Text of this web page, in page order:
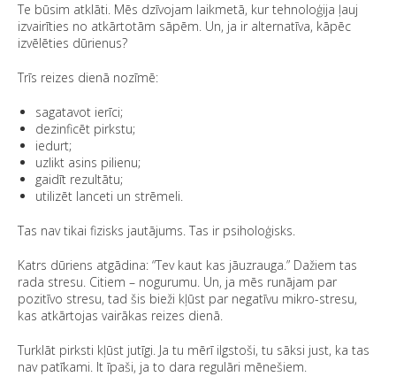
Te būsim atklāti. Mēs dzīvojam laikmetā, kur tehnoloģija ļauj
izvairīties no atkārtotām sāpēm. Un, ja ir alternatīva, kāpēc
izvēlēties dūrienus?
Trīs reizes dienā nozīmē:
sagatavot ierīci;
dezinficēt pirkstu;
iedurt;
uzlikt asins pilienu;
gaidīt rezultātu;
utilizēt lanceti un strēmeli.
Tas nav tikai fizisks jautājums. Tas ir psiholoģisks.
Katrs dūriens atgādina: “Tev kaut kas jāuzrauga.” Dažiem tas
rada stresu. Citiem – nogurumu. Un, ja mēs runājam par
pozitīvo stresu, tad šis bieži kļūst par negatīvu mikro-stresu,
kas atkārtojas vairākas reizes dienā.
Turklāt pirksti kļūst jutīgi. Ja tu mērī ilgstoši, tu sāksi just, ka tas
nav patīkami. It īpaši, ja to dara regulāri mēnešiem.